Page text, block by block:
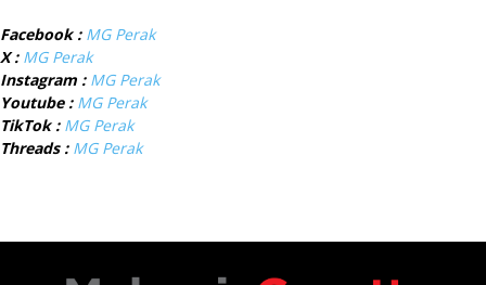
Facebook : MG Perak
X : MG Perak
Instagram : MG Perak
Youtube : MG Perak
TikTok : MG Perak
Threads : MG Perak